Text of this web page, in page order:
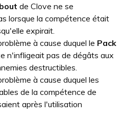
de Clove ne se
lorsque la compétence était
expirait.
à cause duquel le Pack
n'infligeait pas de dégâts aux
destructibles.
à cause duquel les
de la compétence de
après l'utilisation